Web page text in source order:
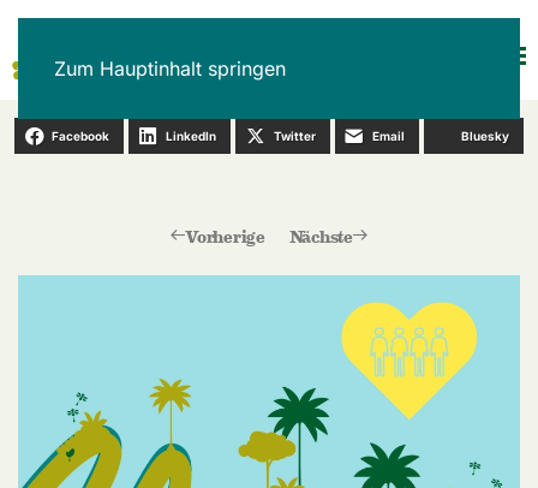
Zum Hauptinhalt springen
Facebook LinkedIn Twitter Email Bluesky
Vorherige Nächste